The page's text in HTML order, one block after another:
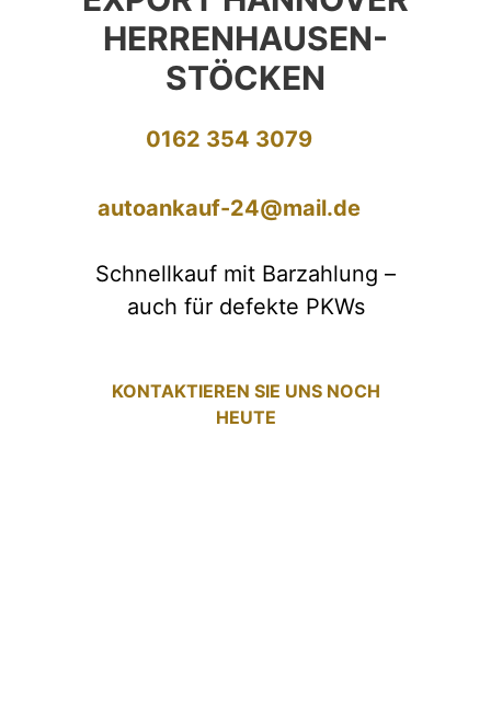
HERRENHAUSEN-
STÖCKEN
0162 354 3079
autoankauf-24@mail.de
Schnellkauf mit Barzahlung –
auch für defekte PKWs
KONTAKTIEREN SIE UNS NOCH
HEUTE